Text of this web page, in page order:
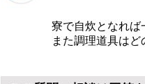
寮で自炊となれば
また調理道具は